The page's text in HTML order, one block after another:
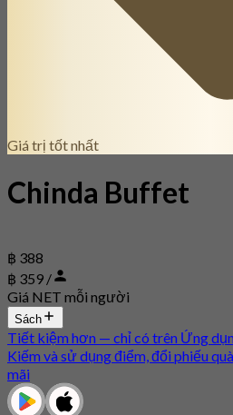
Giá trị tốt nhất
Chinda Buffet
฿ 388
฿ 359 /
Giá NET mỗi người
Sách
Tiết kiệm hơn — chỉ có trên Ứng
Kiếm và sử dụng điểm, đổi phiếu
mãi